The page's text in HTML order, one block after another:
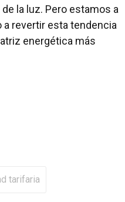
la luz. Pero estamos a
revertir esta tendencia
energética más
tarifaria